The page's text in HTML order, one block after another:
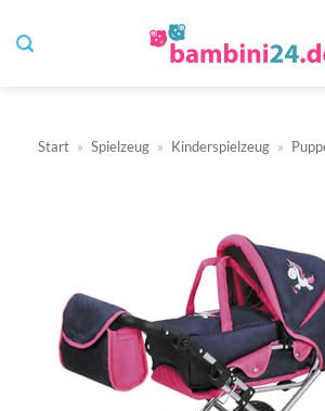
Inhalt
Start » Spielzeug » Kinderspielzeug »